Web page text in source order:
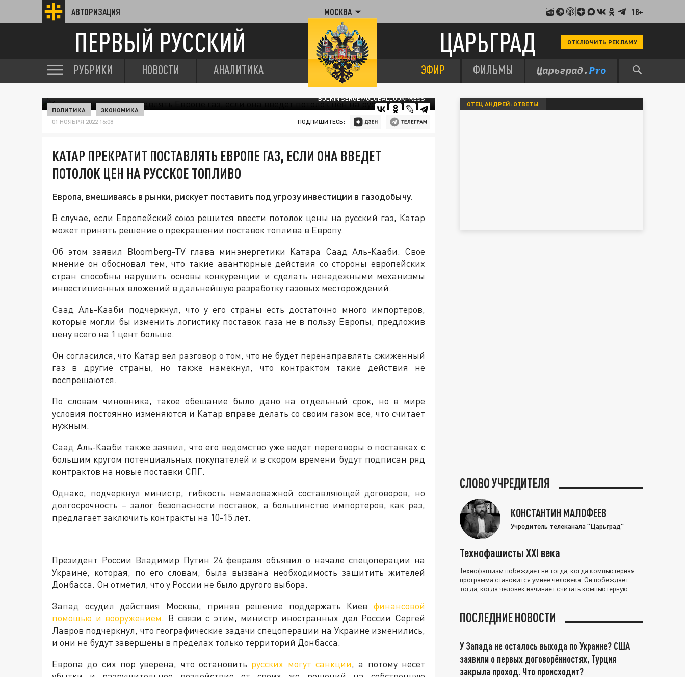
АВТОРИЗАЦИЯ МОСКВА 18+
ПЕРВЫЙ РУССКИЙ ЦАРЬГРАД ОТКЛЮЧИТЬ РЕКЛАМУ
РУБРИКИ НОВОСТИ АНАЛИТИКА ЭФИР ФИЛЬМЫ
BULKIN SERGEY/GLOBALLOOKPRESS
ПОЛИТИКА ЭКОНОМИКА
01 НОЯБРЯ 2022 16:08 ПОДПИШИТЕСЬ:
КАТАР ПРЕКРАТИТ ПОСТАВЛЯТЬ ЕВРОПЕ ГАЗ, ЕСЛИ ОНА ВВЕДЕТ
ПОТОЛОК ЦЕН НА РУССКОЕ ТОПЛИВО
Европа, вмешиваясь в рынки, рискует поставить под угрозу инвестиции в газодобычу.
В случае, если Европейский союз решится ввести потолок цены на русский газ, Катар
может принять решение о прекращении поставок топлива в Европу.
Об этом заявил Bloomberg-TV глава минэнергетики Катара Саад Аль-Кааби. Свое
мнение он обосновал тем, что такие авантюрные действия со стороны европейских
стран способны нарушить основы конкуренции и сделать ненадежными механизмы
инвестиционных вложений в дальнейшую разработку газовых месторождений.
Саад Аль-Кааби подчеркнул, что у его страны есть достаточно много импортеров,
которые могли бы изменить логистику поставок газа не в пользу Европы, предложив
цену всего на 1 цент больше.
Он согласился, что Катар вел разговор о том, что не будет перенаправлять сжиженный
газ в другие страны, но также намекнул, что контрактом такие действия не
воспрещаются.
По словам чиновника, такое обещание было дано на отдельный срок, но в мире
условия постоянно изменяются и Катар вправе делать со своим газом все, что считает
нужным.
Саад Аль-Кааби также заявил, что его ведомство уже ведет переговоры о поставках с
большим кругом потенциальных покупателей и в скором времени будут подписан ряд
контрактов на новые поставки СПГ.
Однако, подчеркнул министр, гибкость немаловажной составляющей договоров, но
долгосрочность – залог безопасности поставок, а большинство импортеров, как раз,
предлагает заключить контракты на 10-15 лет.
Президент России Владимир Путин 24 февраля объявил о начале спецоперации на
Украине, которая, по его словам, была вызвана необходимость защитить жителей
Донбасса. Он отметил, что у России не было другого выбора.
Запад осудил действия Москвы, приняв решение поддержать Киев финансовой
помощью и вооружением. В связи с этим, министр иностранных дел России Сергей
Лавров подчеркнул, что географические задачи спецоперации на Украине изменились,
и они не будут завершены в пределах только территорий Донбасса.
Европа до сих пор уверена, что остановить русских могут санкции, а потому несет
ОТЕЦ АНДРЕЙ: ОТВЕТЫ
СЛОВО УЧРЕДИТЕЛЯ
КОНСТАНТИН МАЛОФЕЕВ
Учредитель телеканала "Царьград"
Технофашисты XXI века
Технофашизм побеждает не тогда, когда компьютерная
программа становится умнее человека. Он побеждает
тогда, когда человек начинает считать компьютерную
ПОСЛЕДНИЕ НОВОСТИ
У Запада не осталось выхода по Украине? США
заявили о первых договорённостях, Турция
закрыла проход. Что происходит?